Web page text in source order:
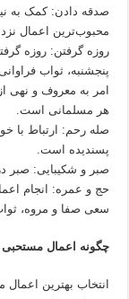
صدقه دادن: کمک به
محبوب‌ترین اعمال
روزه گرفتن: روزه
پنجشنبه، ثواب
امر به معروف و نهی
هر مسلمانی است.
صله رحم: ارتباط با
پسندیده است.
صبر و شکیبایی: صبر
حج و عمره: انجام
سعی صفا و مروه،
چگونه اعمال مستحبی
انتخاب بهترین